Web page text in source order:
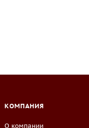
КОМПАНИЯ
О компании